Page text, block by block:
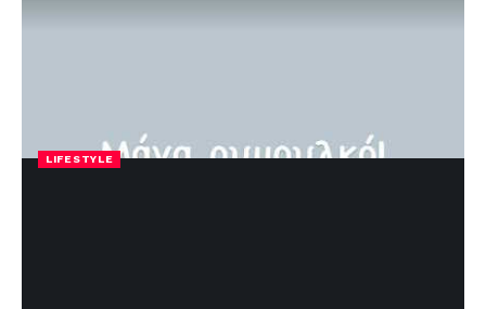
LIFESTYLE